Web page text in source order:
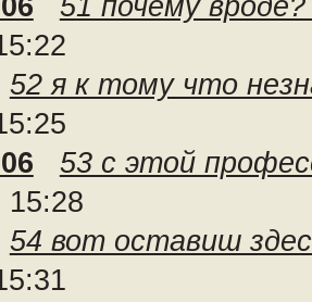
51 почему
52 я к тому что
53 с этой
15:28
54 вот оставиш